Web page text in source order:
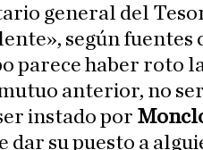
general del
según fuentes
parece haber roto
anterior, no
instado por
dar su puesto a